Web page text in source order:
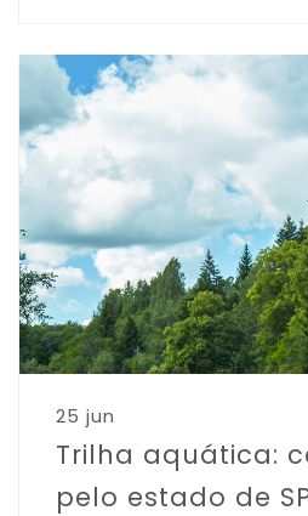
25 jun
Trilha aquática:
pelo estado de